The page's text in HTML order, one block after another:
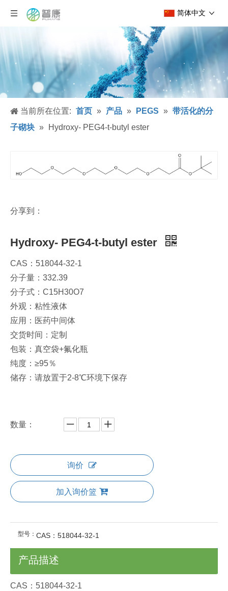
简体中文
当前所在位置: 首页 » 产品 » PEGS » 带活化的分
子砌块 » Hydroxy- PEG4-t-butyl ester
分享到：
Hydroxy- PEG4-t-butyl ester
CAS：​518044-32-1
分子量：332.39
分子式：C15H30O7
外观：粘性液体
应用：医药中间体
交货时间：定制
包装：真空袋+氟化瓶
纯度：≥95％
储存：请放置于2-8℃环境下保存
数量：
询价
加入询价篮
型号： CAS：518044-32-1
产品描述
CAS：518044-32-1